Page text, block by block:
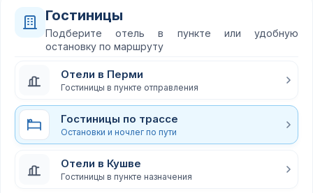
Гостиницы
Подберите отель в пункте или удобную
остановку по маршруту
Отели в Перми
Гостиницы в пункте отправления
Гостиницы по трассе
Остановки и ночлег по пути
Отели в Кушве
Гостиницы в пункте назначения